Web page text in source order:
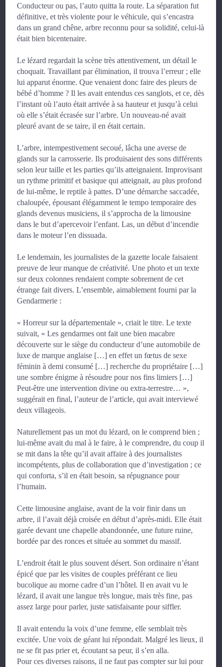
Conducteur ou pas, l’auto quitta la route. La séparation fut
définitive, et très violente pour le véhicule, qui s’encastra
dans un grand chêne, arbre reconnu pour sa solidité, celui-là
était bien bicentenaire.
Le lézard regardait la scène très attentivement, un détail le
choquait. Travaillant par élimination, il trouva l’erreur ; elle
lui apparut énorme. Que venaient donc faire des pleurs de
bébé d’homme ? Il les avait entendus ces sanglots, et ce, dès
l’instant où l’auto était arrivée à sa hauteur et jusqu’à celui
où elle s’était écrasée sur l’arbre. Un nouveau-né avait
pleuré avant de se taire, il en était certain.
L’arbre, intempestivement secoué, lâcha une averse de
glands sur la carrosserie. Ils produisaient des sons différents
selon leur taille et les parties qu’ils atteignaient. Improvisant
un rythme primitif et basique qui atteignait, au plus profond
de lui-même, le reptile à pattes. D’une démarche saccadée,
chaloupée, épousant élégamment le tempo temporaire des
glands devenus musiciens, il s’approcha de la limousine
dans le but d’apercevoir l’enfant. Las, un début d’incendie
dans le moteur l’en dissuada.
Le lendemain, les journalistes de la gazette locale faisaient
preuve de leur manque de créativité. Une photo et un texte
sur deux colonnes rendaient compte sobrement de cet
étrange fait divers. L’ensemble, aimablement fourni par la
Gendarmerie :
« Horreur sur la départementale », criait le titre. Le texte
suivait, « Les gendarmes ont fait une bien macabre
découverte sur le siège du conducteur d’une automobile de
luxe de marque anglaise […] en effet un fœtus de sexe
féminin à demi consumé […] recherche du propriétaire […]
une sombre énigme à résoudre pour nos fins limiers […]
Peut-être une intervention divine ou extra-terrestre… »,
suggérait en final, l’auteur de l’article, qui avait interviewé
deux villageois.
Naturellement pas un mot du lézard, on le comprend bien ;
lui-même avait du mal à le faire, à le comprendre, du coup il
se mit dans la tête qu’il avait affaire à des journalistes
incompétents, plus de collaboration que d’investigation ; ce
qui conforta, s’il en était besoin, sa répugnance pour
l’humain.
Cette limousine anglaise, avant de la voir finir dans un
arbre, il l’avait déjà croisée en début d’après-midi. Elle était
garée devant une chapelle abandonnée, une future ruine,
bordée par des ronces et située au sommet du massif.
L’endroit était le plus souvent désert. Son ordinaire n’étant
épicé que par les visites de couples préférant ce lieu
bucolique au morne cadre d’un l’hôtel. Il en avait vu le
lézard, il avait une langue très longue, mais très fine, pas
assez large pour parler, juste satisfaisante pour siffler.
Il avait entendu la voix d’une femme, elle semblait très
excitée. Une voix de géant lui répondait. Malgré les lieux, il
ne se fit pas prier et, écoutant sa peur, il s’en alla.
Pour ces diverses raisons, il ne faut pas compter sur lui pour